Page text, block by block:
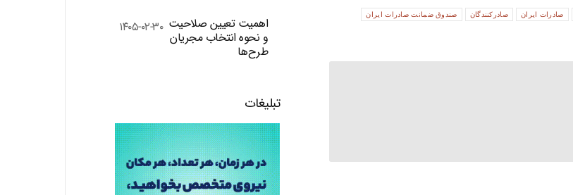
صادرات ایران صادرکنندگان صندوق ضمانت صادرات ایران
اهمیت تعیین صلاحیت
و نحوه انتخاب مجریان
طرح‌ها
۱۴۰۵-۰۲-۳۰
تبلیغات